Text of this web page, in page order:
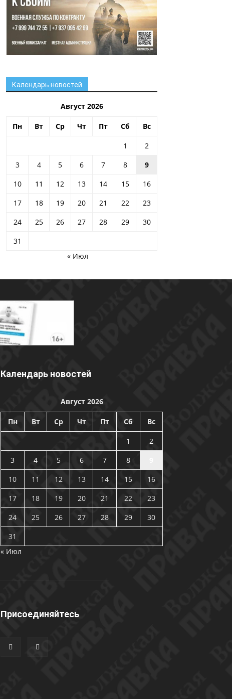
Календарь новостей
Август 2026
Пн Вт Ср Чт Пт Сб Вс
1
2
3
4 5 6 7 8
9
10
11 12 13 14 15
16
17
18 19 20 21 22
23
24
25 26 27 28 29
30
31
« Июл
Календарь новостей
Август 2026
Пн Вт Ср Чт Пт Сб Вс
1
2
3
4 5 6 7 8
10
11 12 13 14 15
16
17
18 19 20 21 22
23
24
25 26 27 28 29
30
31
« Июл
Присоединяйтесь